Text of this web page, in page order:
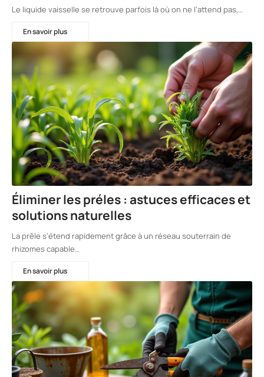
Le liquide vaisselle se retrouve parfois là où on ne l’attend pas,…
En savoir plus
Éliminer les préles : astuces efficaces et
solutions naturelles
La prêle s’étend rapidement grâce à un réseau souterrain de
rhizomes capable…
En savoir plus